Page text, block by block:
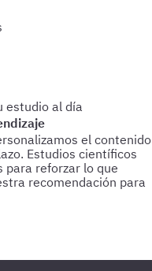
estudio al día
el contenido
Estudios científicos
para reforzar lo que
recomendación para